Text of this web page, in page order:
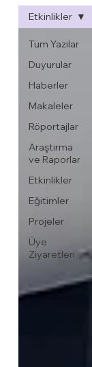
Tüm Yazılar
Duyurular
Haberler
Makaleler
Röportajlar
Araştırma
ve Raporlar
Etkinlikler
Eğitimler
Projeler
Üye
Ziyaretleri
Etkinlikler